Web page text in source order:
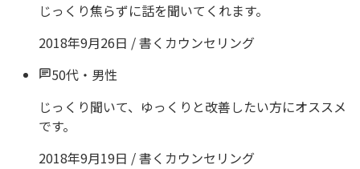
じっくり焦らずに話を聞いてくれます。
2018年9月26日 /書くカウンセリング
50代 ・ 男性
じっくり聞いて、ゆっくりと改善したい方にオススメ
です。
2018年9月19日 /書くカウンセリング